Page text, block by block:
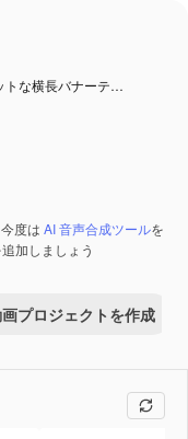
トな横長バナーテ…
度は AI 音声合成ツールを
加しましょう
プロジェクトを作成